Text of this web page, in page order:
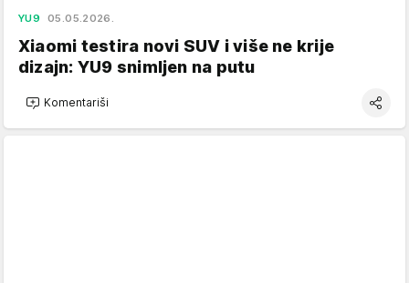
YU9 05.05.2026.
Xiaomi testira novi SUV i više ne krije
dizajn: YU9 snimljen na putu
Komentariši